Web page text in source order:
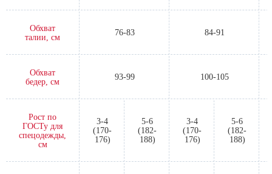
Обхват
талии, см
76-83 84-91
Обхват
бедер, см
93-99 100-105
Рост по
ГОСТу для
спецодежды,
см
3-4
(170-
176)
5-6
(182-
188)
3-4
(170-
176)
5-6
(182-
188)